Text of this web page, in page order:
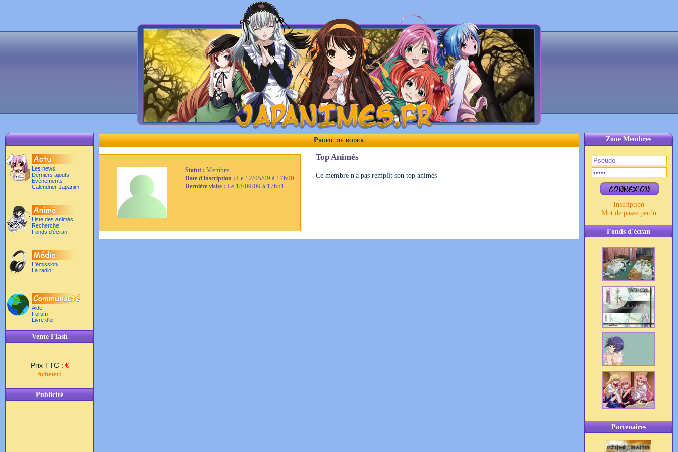
Les news
Derniers ajouts
Evènements
Calendrier Japanim
Liste des animés
Recherche
Fonds d'écran
L'émission
La radio
Aide
Forum
Livre d'or
Vente Flash
Prix TTC : €
Acheter!
Publicité
Zone Membres
Inscription
Mot de passe perdu
Fonds d'écran
Partenaires
Profil de rodek
Statut : Membre
Date d'inscription : Le 12/05/09 à 17h00
Dernière visite : Le 18/09/09 à 17h51
Top Animés
Ce membre n'a pas remplit son top animés